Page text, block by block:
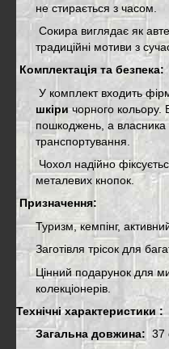
не стирається з часом.
Сокира виглядає як
традиційні мотиви з
Комплектація та безпека:
У комплект входить
шкіричорного кольору.
пошкоджень, а власника
транспортування.
Чохол надійно
металевих кнопок.
Призначення:
Туризм, кемпінг,
Заготівля трісок для
Цінний подарунок для
колекціонерів.
Технічні характеристики :
Загальна довжина: 37